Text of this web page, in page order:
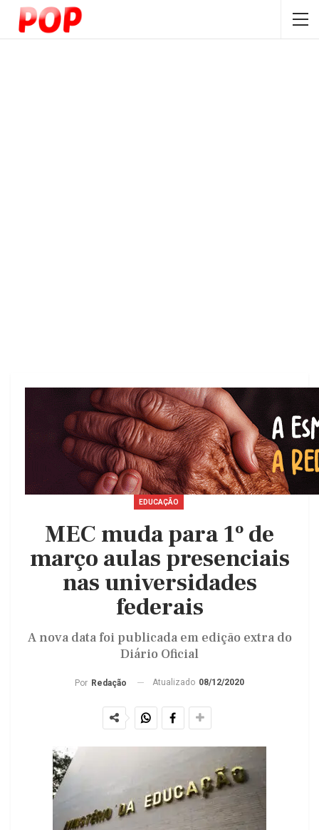
EDUCAÇÃO
MEC muda para 1º de
março aulas presenciais
nas universidades
federais
A nova data foi publicada em edição extra do
Diário Oficial
Por Redação Atualizado 08/12/2020